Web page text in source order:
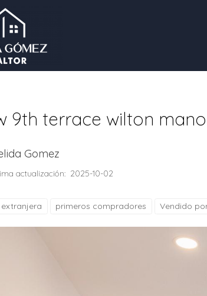
9th terrace wilton
Gomez
actualización: 2025-10-02
primeros compradores Vendido